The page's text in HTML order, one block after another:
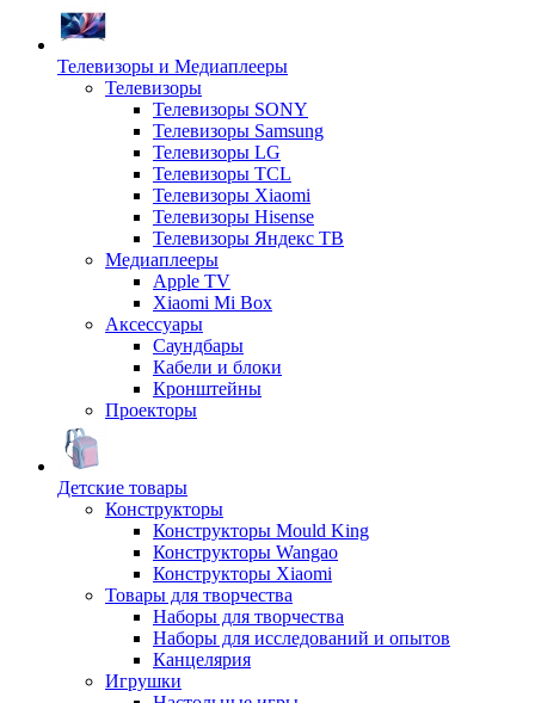
Телевизоры и Медиаплееры
Телевизоры
Телевизоры SONY
Телевизоры Samsung
Телевизоры LG
Телевизоры TCL
Телевизоры Xiaomi
Телевизоры Hisense
Телевизоры Яндекс ТВ
Медиаплееры
Apple TV
Xiaomi Mi Box
Аксессуары
Саундбары
Кабели и блоки
Кронштейны
Проекторы
Детские товары
Конструкторы
Конструкторы Mould King
Конструкторы Wangao
Конструкторы Xiaomi
Товары для творчества
Наборы для творчества
Наборы для исследований и опытов
Канцелярия
Игрушки